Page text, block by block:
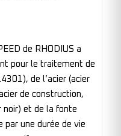
de RHODIUS a
pour le traitement de
de l’acier (acier
de construction,
noir) et de la fonte
par une durée de vie